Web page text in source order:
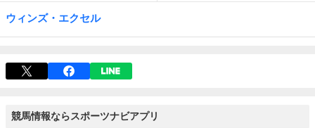
ウィンズ・エクセル
競馬情報ならスポーツナビアプリ